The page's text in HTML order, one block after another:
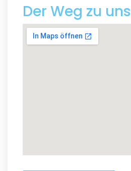
Der Weg zu uns